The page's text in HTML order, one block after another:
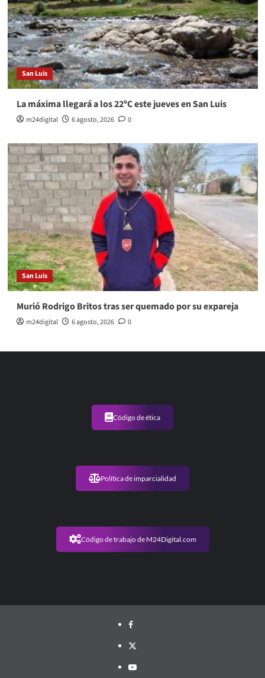
San Luis
La máxima llegará a los 22ºC este jueves en San Luis
m24digital 6 agosto, 2026 0
San Luis
Murió Rodrigo Britos tras ser quemado por su expareja
m24digital 6 agosto, 2026 0
Código de ética
Política de imparcialidad
Código de trabajo de M24Digital.com